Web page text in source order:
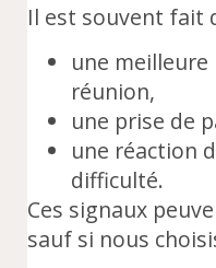
Il est souvent fait
une
réunion,
une prise de
une réaction
difficulté.
Ces signaux
sauf si nous